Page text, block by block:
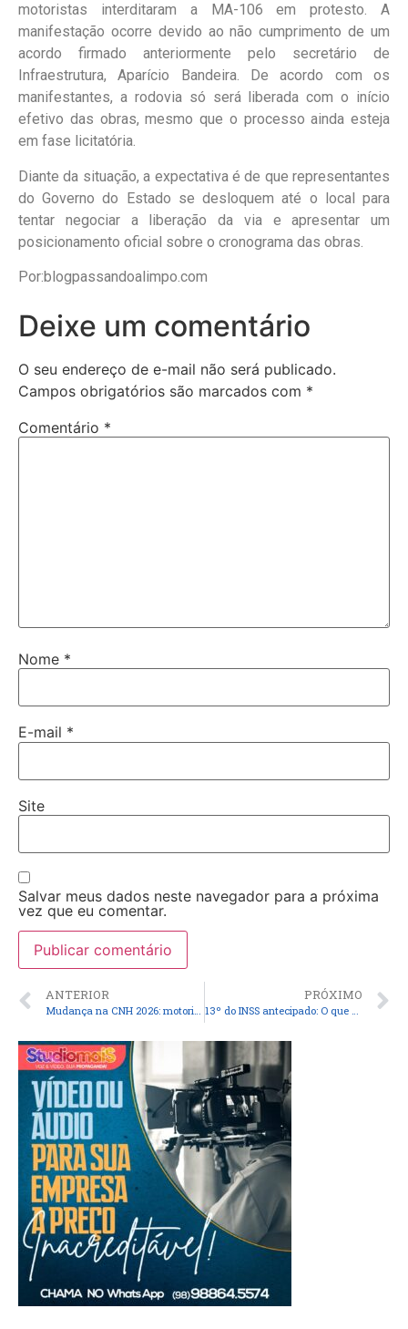
motoristas interditaram a MA-106 em protesto. A
manifestação ocorre devido ao não cumprimento de um
acordo firmado anteriormente pelo secretário de
Infraestrutura, Aparício Bandeira. De acordo com os
manifestantes, a rodovia só será liberada com o início
efetivo das obras, mesmo que o processo ainda esteja
em fase licitatória.
Diante da situação, a expectativa é de que representantes
do Governo do Estado se desloquem até o local para
tentar negociar a liberação da via e apresentar um
posicionamento oficial sobre o cronograma das obras.
Por:blogpassandoalimpo.com
Deixe um comentário
O seu endereço de e-mail não será publicado.
Campos obrigatórios são marcados com *
Comentário *
Nome *
E-mail *
Site
Salvar meus dados neste navegador para a próxima
vez que eu comentar.
ANTERIOR
Mudança na CNH 2026: motoristas entre 50 e 69 anos só poderão ter direito à renovação automática da carteira uma vez
PRÓXIMO
13º do INSS antecipado: O que muda em 2026, previsão de pagamento das 2 parcelas e calendário